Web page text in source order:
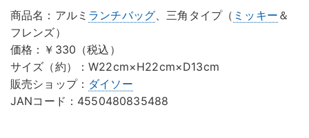
商品名：アルミ ランチバッグ 、三角タイプ（ ミッキー ＆
フレンズ）
価格：￥330（税込）
サイズ（約）：W22cm×H22cm×D13cm
販売ショップ： ダイソー
JANコード：4550480835488